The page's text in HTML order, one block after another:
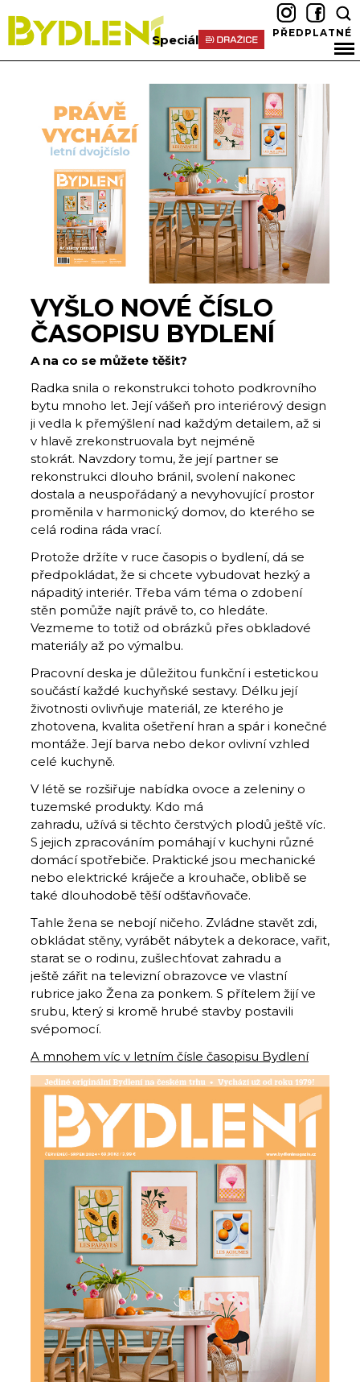
Speciál PŘEDPLATNÉ
VYŠLO NOVÉ ČÍSLO
ČASOPISU BYDLENÍ
A na co se můžete těšit?
Radka snila o rekonstrukci tohoto podkrovního
bytu mnoho let. Její vášeň pro interiérový design
ji vedla k přemýšlení nad každým detailem, až si
v hlavě zrekonstruovala byt nejméně
stokrát. Navzdory tomu, že její partner se
rekonstrukci dlouho bránil, svolení nakonec
dostala a neuspořádaný a nevyhovující prostor
proměnila v harmonický domov, do kterého se
celá rodina ráda vrací.
Protože držíte v ruce časopis o bydlení, dá se
předpokládat, že si chcete vybudovat hezký a
nápaditý interiér. Třeba vám téma o zdobení
stěn pomůže najít právě to, co hledáte.
Vezmeme to totiž od obrázků přes obkladové
materiály až po výmalbu.
Pracovní deska je důležitou funkční i estetickou
součástí každé kuchyňské sestavy. Délku její
životnosti ovlivňuje materiál, ze kterého je
zhotovena, kvalita ošetření hran a spár i konečné
montáže. Její barva nebo dekor ovlivní vzhled
celé kuchyně.
V létě se rozšiřuje nabídka ovoce a zeleniny o
tuzemské produkty. Kdo má
zahradu, užívá si těchto čerstvých plodů ještě víc.
S jejich zpracováním pomáhají v kuchyni různé
domácí spotřebiče. Praktické jsou mechanické
nebo elektrické kráječe a krouhače, oblibě se
také dlouhodobě těší odšťavňovače.
Tahle žena se nebojí ničeho. Zvládne stavět zdi,
obkládat stěny, vyrábět nábytek a dekorace, vařit,
starat se o rodinu, zušlechťovat zahradu a
ještě zářit na televizní obrazovce ve vlastní
rubrice jako Žena za ponkem. S přítelem žijí ve
srubu, který si kromě hrubé stavby postavili
svépomocí.
A mnohem víc v letním čísle časopisu Bydlení